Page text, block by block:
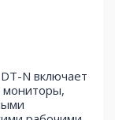
N включает
мониторы,